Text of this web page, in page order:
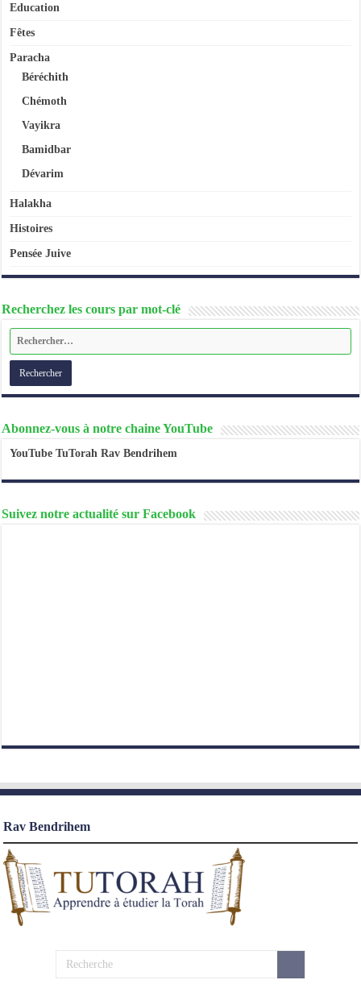
Education
Fêtes
Paracha
Béréchith
Chémoth
Vayikra
Bamidbar
Dévarim
Halakha
Histoires
Pensée Juive
Recherchez les cours par mot-clé
Abonnez-vous à notre chaine YouTube
YouTube TuTorah Rav Bendrihem
Suivez notre actualité sur Facebook
Rav Bendrihem